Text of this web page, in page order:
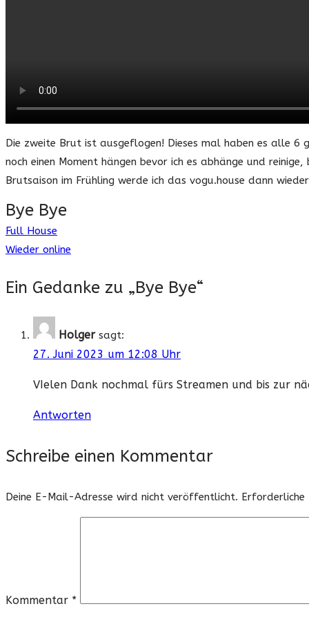
Die zweite Brut ist ausgeflogen! Dieses mal haben es alle 6
noch einen Moment hängen bevor ich es abhänge und
Brutsaison im Frühling werde ich das vogu.house dann
Bye Bye
Beitragsnavigation
Full House
Wieder online
Ein Gedanke zu „Bye Bye“
Holger sagt:
27. Juni 2023 um 12:08 Uhr
VIelen Dank nochmal fürs Streamen und bis zur
Antworten
Schreibe einen Kommentar
Deine E-Mail-Adresse wird nicht veröffentlicht. Erforderliche
Kommentar *